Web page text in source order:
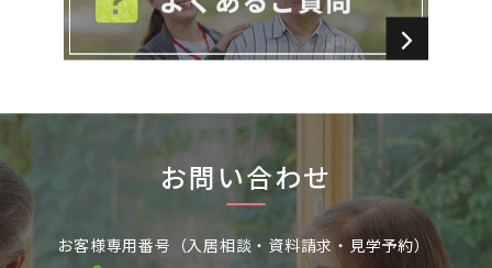
お問い合わせ
お客様専用番号（入居相談・資料請求・見学予約）